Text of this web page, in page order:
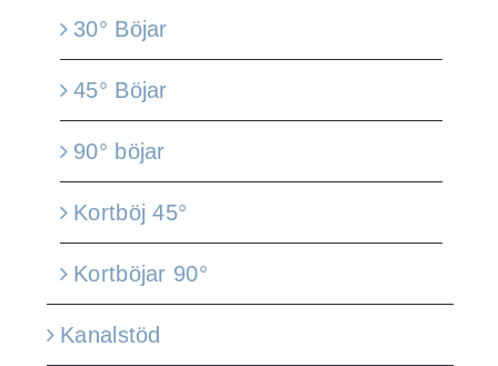
30° Böjar
45° Böjar
90° böjar
Kortböj 45°
Kortböjar 90°
Kanalstöd